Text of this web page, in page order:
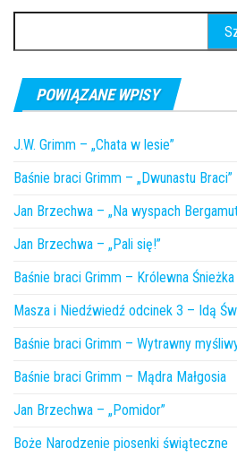
POWIĄZANE WPISY
J.W. Grimm – „Chata w lesie”
Baśnie braci Grimm – „Dwunastu Braci”
Jan Brzechwa – „Na wyspach
Jan Brzechwa – „Pali się!”
Baśnie braci Grimm – Królewna Śnieżka
Masza i Niedźwiedź odcinek 3 – Idą
Baśnie braci Grimm – Wytrawny
Baśnie braci Grimm – Mądra Małgosia
Jan Brzechwa – „Pomidor”
Boże Narodzenie piosenki świąteczne